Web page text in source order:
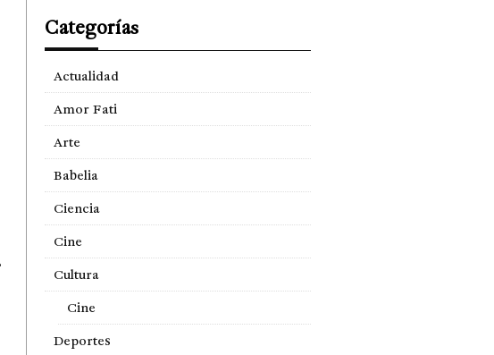
Categorías
Actualidad
Amor Fati
Arte
Babelia
Ciencia
Cine
Cultura
Cine
Deportes